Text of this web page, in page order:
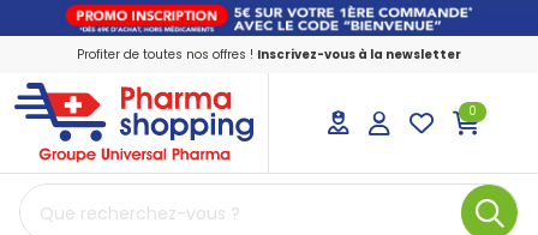
Profiter de toutes nos offres ! Inscrivez-vous à la newsletter
PharmaShopping Votre pharmacie en
0